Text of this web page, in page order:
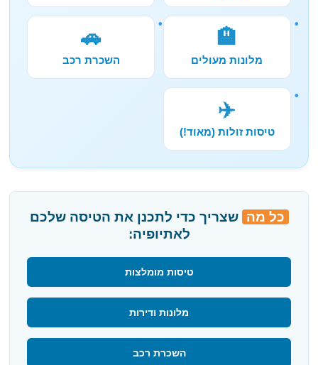
🏨
מלונות מעולים
🚗
השכרת רכב
✈️
טיסות זולות (מאוד!)
כל מה שצריך כדי לתכנן את הטיסה שלכם
לאתיופיה:
טיסות מומלצות
מלונות ודירות
השכרת רכב